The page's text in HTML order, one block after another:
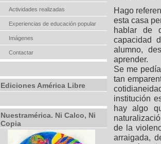
Actividades realizadas
Experiencias de educación popular
Imágenes
Contactar
Ediciones América Libre
Nuestramérica. Ni Calco, Ni
Copia
Hago
esta casa
hablar de
capacidad
alumno,
aprender.
Se me
tan
institución
hay algo
de la
arraigada,